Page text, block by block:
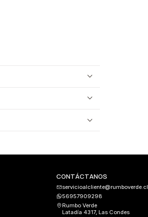
CONTÁCTANOS
servicioalcliente@rumboverde.cl
56957909298
Rumbo Verde
Latadía 4317, Las Condes